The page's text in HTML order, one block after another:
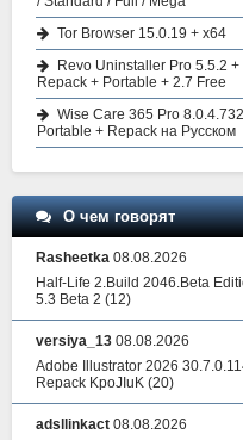
Tor Browser 15.0.19 + x64
Revo Uninstaller Pro 5.5.2 +
Repack + Portable + 2.7 Free
Wise Care 365 Pro
Portable + Repack на Русском
О чем говорят
Rasheetka 08.08.2026
Half-Life 2.Build 2046.Beta
5.3 Beta 2 (12)
versiya_13 08.08.2026
Adobe Illustrator 2026
Repack KpoJIuK (20)
adsllinkact 08.08.2026